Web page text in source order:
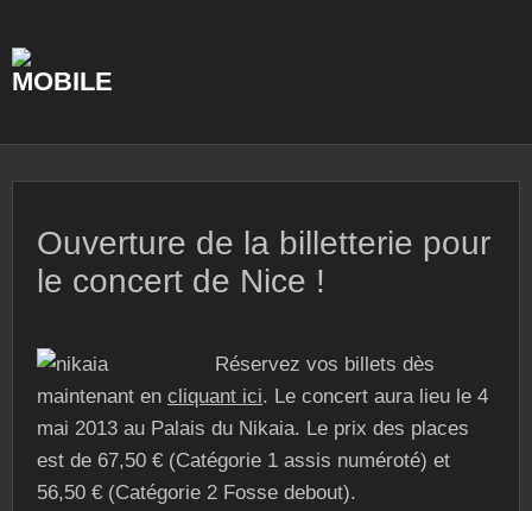
content
Ouverture de la billetterie pour
le concert de Nice !
Réservez vos billets dès
maintenant en cliquant ici. Le concert aura lieu le 4
mai 2013 au Palais du Nikaia. Le prix des places
est de 67,50 € (Catégorie 1 assis numéroté) et
56,50 € (Catégorie 2 Fosse debout).